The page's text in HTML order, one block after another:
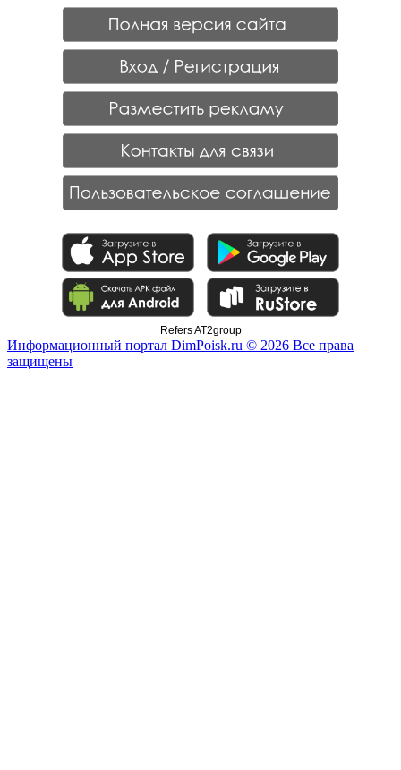
Refers AT2group
Информационный портал DimPoisk.ru © 2026 Все права
защищены